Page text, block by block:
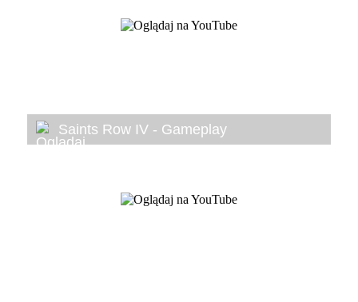
Saints Row IV - Gameplay